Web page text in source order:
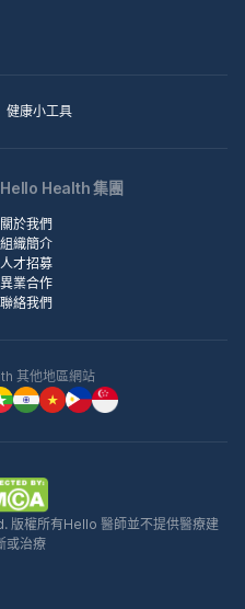
健康小工具
Hello Health 集團
關於我們
組織簡介
人才招募
異業合作
聯絡我們
其他地區網站
權所有Hello 醫師並不提供醫療建
或治療